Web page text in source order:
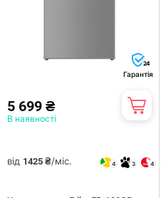
24
Гарантія
5 699 ₴
В наявності
від 1425 ₴/міс. 4 3 4